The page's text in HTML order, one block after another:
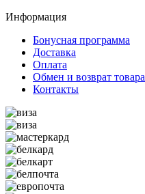
Информация
Бонусная программа
Доставка
Оплата
Обмен и возврат товара
Контакты